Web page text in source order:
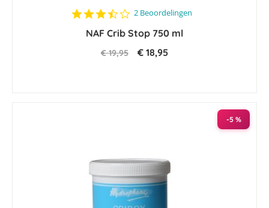
3.5
rating
2 Beoordelingen
NAF Crib Stop 750 ml
€ 19,95 € 18,95
-5 %